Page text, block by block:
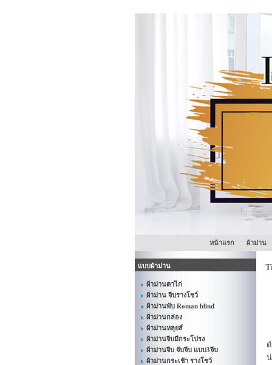
หน้าแรก ผ้าม่าน
แบบผ้าม่าน
ผ้าม่านตาไก่
ผ้าม่าน จีบรางโชว์
ผ้าม่านพับ Roman blind
ผ้าม่านกล่อง
ผ้าม่านหลุยส์
ผ้าม่านจีบมีกระโปรง
ผ้าม่านจีบ จับจีบ แบบ3จีบ
ผ้าม่านกระเช้า รางโชว์